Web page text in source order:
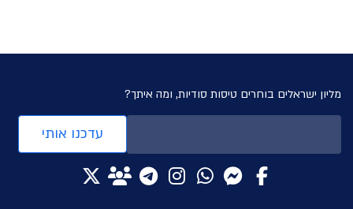
מליון ישראלים בוחרים טיסות סודיות, ומה איתך?
עדכנו אותי